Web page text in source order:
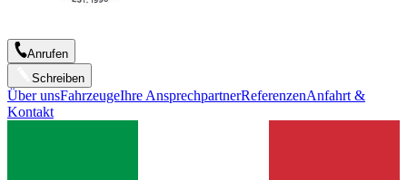
Anrufen
Schreiben
Über unsFahrzeugeIhre AnsprechpartnerReferenzenAnfahrt &
Kontakt